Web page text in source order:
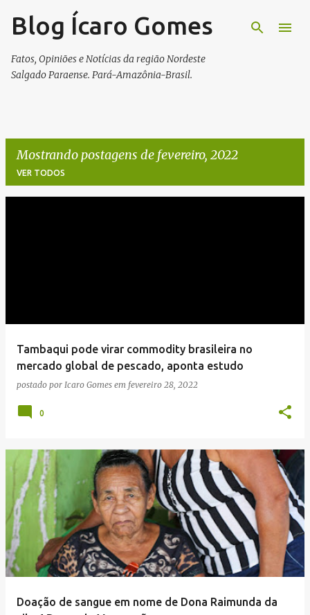
Pular para o conteúdo principal
Blog Ícaro Gomes
Fatos, Opiniões e Notícias da região Nordeste
Salgado Paraense. Pará-Amazônia-Brasil.
Mostrando postagens de fevereiro, 2022
VER TODOS
Tambaqui pode virar commodity brasileira no
mercado global de pescado, aponta estudo
postado por Icaro Gomes em fevereiro 28, 2022
0
Doação de sangue em nome de Dona Raimunda da